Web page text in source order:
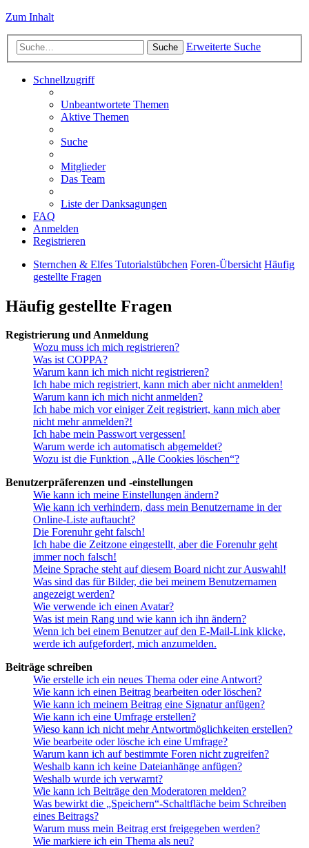
Zum Inhalt
Suche Erweiterte Suche
Schnellzugriff
Unbeantwortete Themen
Aktive Themen
Suche
Mitglieder
Das Team
Liste der Danksagungen
FAQ
Anmelden
Registrieren
Sternchen & Elfes Tutorialstübchen Foren-Übersicht Häufig
gestellte Fragen
Häufig gestellte Fragen
Registrierung und Anmeldung
Wozu muss ich mich registrieren?
Was ist COPPA?
Warum kann ich mich nicht registrieren?
Ich habe mich registriert, kann mich aber nicht anmelden!
Warum kann ich mich nicht anmelden?
Ich habe mich vor einiger Zeit registriert, kann mich aber
nicht mehr anmelden?!
Ich habe mein Passwort vergessen!
Warum werde ich automatisch abgemeldet?
Wozu ist die Funktion „Alle Cookies löschen“?
Benutzerpräferenzen und -einstellungen
Wie kann ich meine Einstellungen ändern?
Wie kann ich verhindern, dass mein Benutzername in der
Online-Liste auftaucht?
Die Forenuhr geht falsch!
Ich habe die Zeitzone eingestellt, aber die Forenuhr geht
immer noch falsch!
Meine Sprache steht auf diesem Board nicht zur Auswahl!
Was sind das für Bilder, die bei meinem Benutzernamen
angezeigt werden?
Wie verwende ich einen Avatar?
Was ist mein Rang und wie kann ich ihn ändern?
Wenn ich bei einem Benutzer auf den E-Mail-Link klicke,
werde ich aufgefordert, mich anzumelden.
Beiträge schreiben
Wie erstelle ich ein neues Thema oder eine Antwort?
Wie kann ich einen Beitrag bearbeiten oder löschen?
Wie kann ich meinem Beitrag eine Signatur anfügen?
Wie kann ich eine Umfrage erstellen?
Wieso kann ich nicht mehr Antwortmöglichkeiten erstellen?
Wie bearbeite oder lösche ich eine Umfrage?
Warum kann ich auf bestimmte Foren nicht zugreifen?
Weshalb kann ich keine Dateianhänge anfügen?
Weshalb wurde ich verwarnt?
Wie kann ich Beiträge den Moderatoren melden?
Was bewirkt die „Speichern“-Schaltfläche beim Schreiben
eines Beitrags?
Warum muss mein Beitrag erst freigegeben werden?
Wie markiere ich ein Thema als neu?